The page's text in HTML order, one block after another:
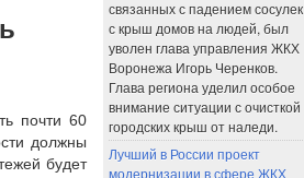
почти 60
должны
будет
связанных с падением сосулек
с крыш домов на людей, был
уволен глава управления ЖКХ
Воронежа Игорь Черенков.
Глава региона уделил особое
внимание ситуации с очисткой
городских крыш от наледи.
Лучший в России проект
модернизации в сфере ЖКХ